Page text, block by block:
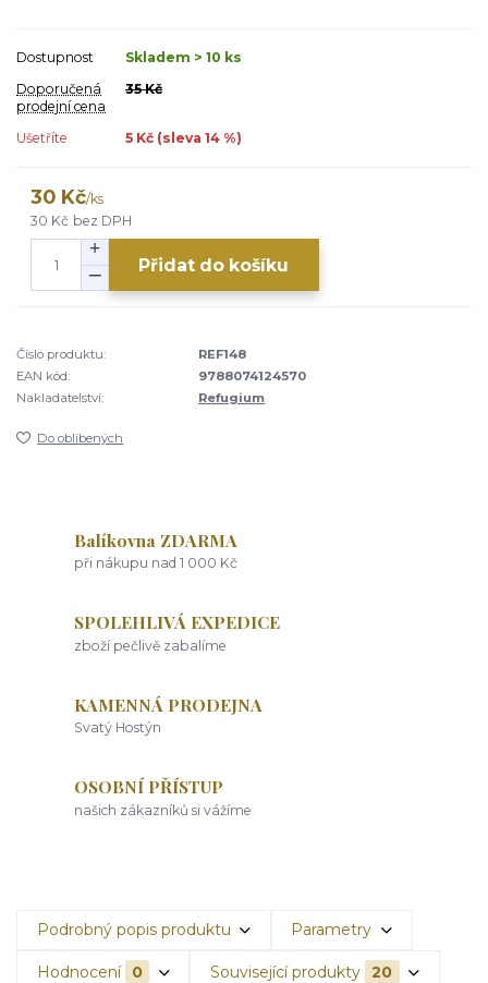
Dostupnost
Skladem > 10 ks
Doporučená
prodejní cena
35 Kč
Ušetříte 5 Kč (sleva 14 %)
30 Kč/ks
30 Kč bez DPH
Přidat do košíku
Číslo produktu:
REF148
EAN kód:
9788074124570
Nakladatelství:
Refugium
Do oblíbených
Balíkovna ZDARMA
při nákupu nad 1 000 Kč
SPOLEHLIVÁ EXPEDICE
zboží pečlivě zabalíme
KAMENNÁ PRODEJNA
Svatý Hostýn
OSOBNÍ PŘÍSTUP
našich zákazníků si vážíme
Podrobný popis produktu Parametry
Hodnocení 0 Související produkty 20